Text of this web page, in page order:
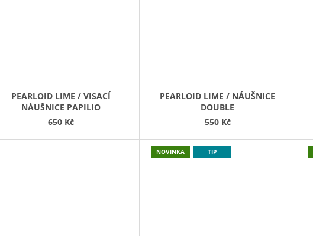
PEARLOID LIME / VISACÍ
NÁUŠNICE PAPILIO
650 Kč
PEARLOID LIME / NÁUŠNICE
DOUBLE
550 Kč
NOVINKA TIP